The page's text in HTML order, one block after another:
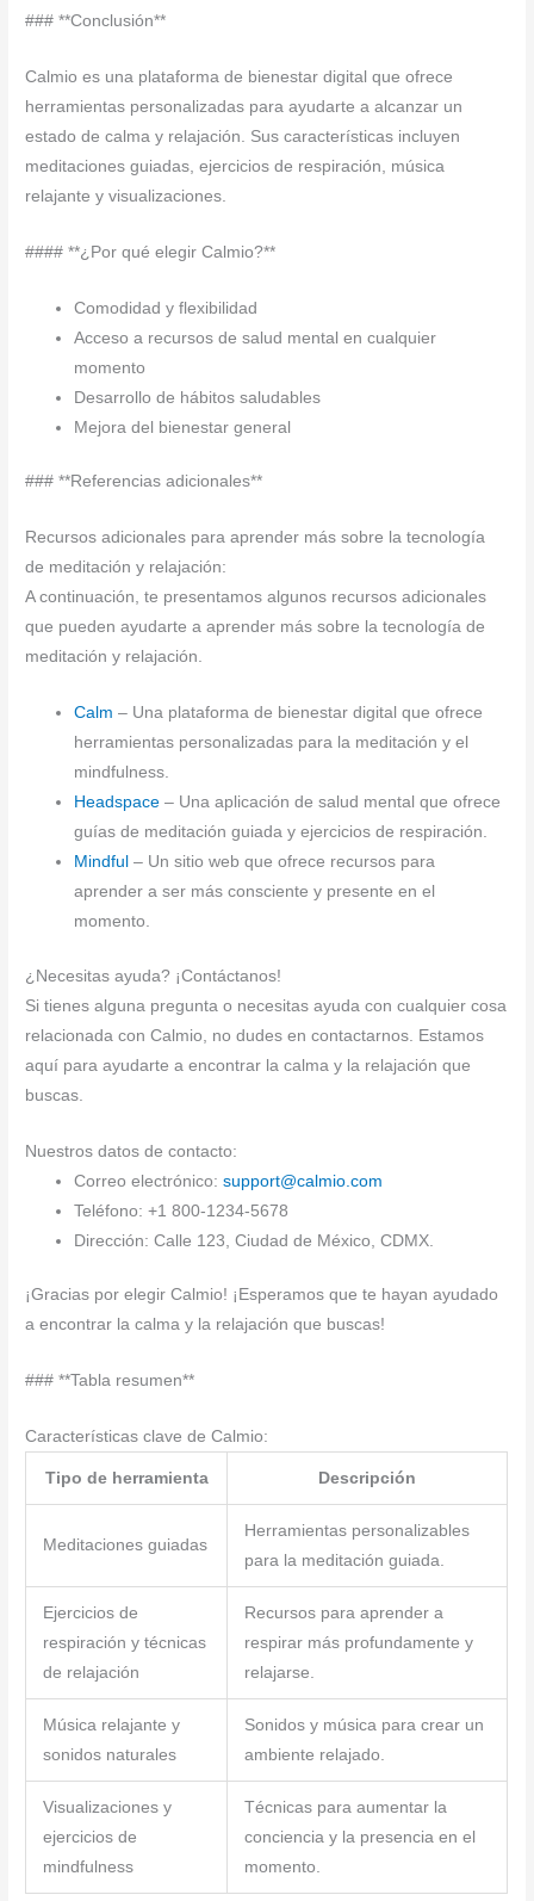
### **Conclusión**
Calmio es una plataforma de bienestar digital que ofrece
herramientas personalizadas para ayudarte a alcanzar un
estado de calma y relajación. Sus características incluyen
meditaciones guiadas, ejercicios de respiración, música
relajante y visualizaciones.
#### **¿Por qué elegir Calmio?**
Comodidad y flexibilidad
Acceso a recursos de salud mental en cualquier
momento
Desarrollo de hábitos saludables
Mejora del bienestar general
### **Referencias adicionales**
Recursos adicionales para aprender más sobre la tecnología
de meditación y relajación:
A continuación, te presentamos algunos recursos adicionales
que pueden ayudarte a aprender más sobre la tecnología de
meditación y relajación.
Calm – Una plataforma de bienestar digital que ofrece
herramientas personalizadas para la meditación y el
mindfulness.
Headspace – Una aplicación de salud mental que ofrece
guías de meditación guiada y ejercicios de respiración.
Mindful – Un sitio web que ofrece recursos para
aprender a ser más consciente y presente en el
momento.
¿Necesitas ayuda? ¡Contáctanos!
Si tienes alguna pregunta o necesitas ayuda con cualquier cosa
relacionada con Calmio, no dudes en contactarnos. Estamos
aquí para ayudarte a encontrar la calma y la relajación que
buscas.
Nuestros datos de contacto:
Correo electrónico:support@calmio.com
Teléfono: +1 800-1234-5678
Dirección: Calle 123, Ciudad de México, CDMX.
¡Gracias por elegir Calmio! ¡Esperamos que te hayan ayudado
a encontrar la calma y la relajación que buscas!
### **Tabla resumen**
Características clave de Calmio:
Tipo de herramienta Descripción
Meditaciones guiadas
Herramientas personalizables
para la meditación guiada.
Ejercicios de
respiración y técnicas
de relajación
Recursos para aprender a
respirar más profundamente y
relajarse.
Música relajante y
sonidos naturales
Sonidos y música para crear un
ambiente relajado.
Visualizaciones y
ejercicios de
mindfulness
Técnicas para aumentar la
conciencia y la presencia en el
momento.